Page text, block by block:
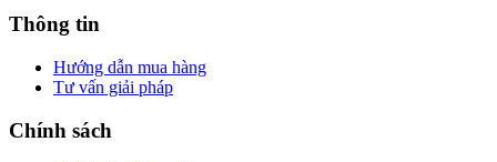
Thông tin
Hướng dẫn mua hàng
Tư vấn giải pháp
Chính sách